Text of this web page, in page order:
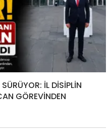
İL DİSİPLİN
GÖREVİNDEN